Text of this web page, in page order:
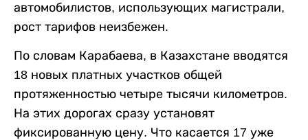
автомобилистов, использующих магистрали,
рост тарифов неизбежен.
По словам Карабаева, в Казахстане вводятся
18 новых платных участков общей
протяженностью четыре тысячи километров.
На этих дорогах сразу установят
фиксированную цену. Что касается 17 уже